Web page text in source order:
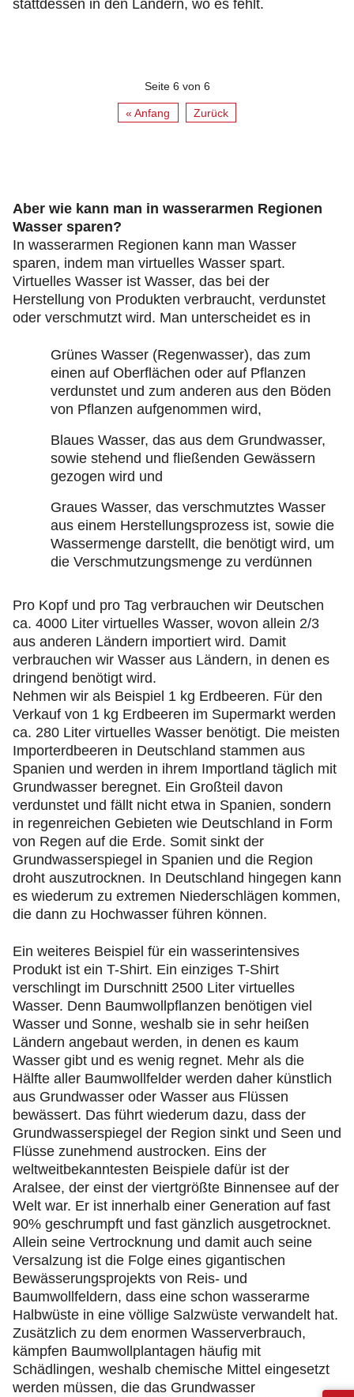
stattdessen in den Ländern, wo es fehlt.
Seite 6 von 6
« Anfang Zurück
Aber wie kann man in wasserarmen Regionen
Wasser sparen?
In wasserarmen Regionen kann man Wasser
sparen, indem man virtuelles Wasser spart.
Virtuelles Wasser ist Wasser, das bei der
Herstellung von Produkten verbraucht, verdunstet
oder verschmutzt wird. Man unterscheidet es in
Grünes Wasser (Regenwasser), das zum
einen auf Oberflächen oder auf Pflanzen
verdunstet und zum anderen aus den Böden
von Pflanzen aufgenommen wird,
Blaues Wasser, das aus dem Grundwasser,
sowie stehend und fließenden Gewässern
gezogen wird und
Graues Wasser, das verschmutztes Wasser
aus einem Herstellungsprozess ist, sowie die
Wassermenge darstellt, die benötigt wird, um
die Verschmutzungsmenge zu verdünnen
Pro Kopf und pro Tag verbrauchen wir Deutschen
ca. 4000 Liter virtuelles Wasser, wovon allein 2/3
aus anderen Ländern importiert wird. Damit
verbrauchen wir Wasser aus Ländern, in denen es
dringend benötigt wird.
Nehmen wir als Beispiel 1 kg Erdbeeren. Für den
Verkauf von 1 kg Erdbeeren im Supermarkt werden
ca. 280 Liter virtuelles Wasser benötigt. Die meisten
Importerdbeeren in Deutschland stammen aus
Spanien und werden in ihrem Importland täglich mit
Grundwasser beregnet. Ein Großteil davon
verdunstet und fällt nicht etwa in Spanien, sondern
in regenreichen Gebieten wie Deutschland in Form
von Regen auf die Erde. Somit sinkt der
Grundwasserspiegel in Spanien und die Region
droht auszutrocknen. In Deutschland hingegen kann
es wiederum zu extremen Niederschlägen kommen,
die dann zu Hochwasser führen können.
Ein weiteres Beispiel für ein wasserintensives
Produkt ist ein T-Shirt. Ein einziges T-Shirt
verschlingt im Durschnitt 2500 Liter virtuelles
Wasser. Denn Baumwollpflanzen benötigen viel
Wasser und Sonne, weshalb sie in sehr heißen
Ländern angebaut werden, in denen es kaum
Wasser gibt und es wenig regnet. Mehr als die
Hälfte aller Baumwollfelder werden daher künstlich
aus Grundwasser oder Wasser aus Flüssen
bewässert. Das führt wiederum dazu, dass der
Grundwasserspiegel der Region sinkt und Seen und
Flüsse zunehmend austrocken. Eins der
weltweitbekanntesten Beispiele dafür ist der
Aralsee, der einst der viertgrößte Binnensee auf der
Welt war. Er ist innerhalb einer Generation auf fast
90% geschrumpft und fast gänzlich ausgetrocknet.
Allein seine Vertrocknung und damit auch seine
Versalzung ist die Folge eines gigantischen
Bewässerungsprojekts von Reis- und
Baumwollfeldern, dass eine schon wasserarme
Halbwüste in eine völlige Salzwüste verwandelt hat.
Zusätzlich zu dem enormen Wasserverbrauch,
kämpfen Baumwollplantagen häufig mit
Schädlingen, weshalb chemische Mittel eingesetzt
werden müssen, die das Grundwasser